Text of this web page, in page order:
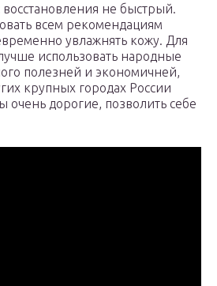
восстановления не быстрый.
всем рекомендациям
увлажнять кожу. Для
использовать народные
полезней и экономичней,
крупных городах России
очень дорогие, позволить себе